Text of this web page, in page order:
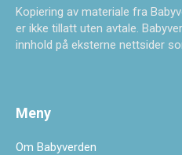
Kopiering av materiale fra
er ikke tillatt uten avtale.
innhold på eksterne nettsider
Meny
Om Babyverden